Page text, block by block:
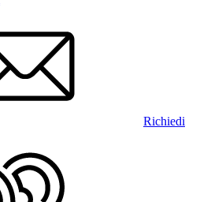
Richiedi